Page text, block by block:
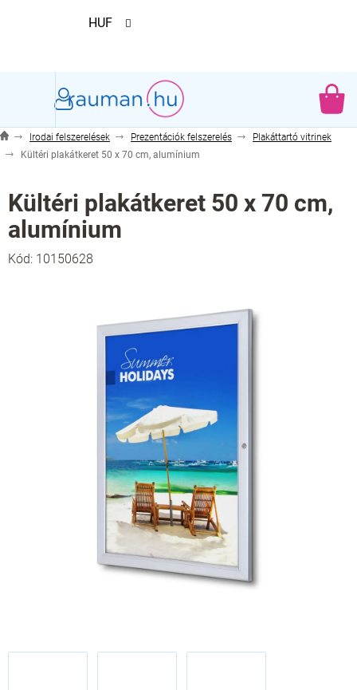
HUF
Irodai felszerelések Prezentációk felszerelés
Plakáttartó vitrinek
Kültéri plakátkeret 50 x 70 cm, alumínium
Kültéri plakátkeret 50 x 70 cm,
alumínium
Kód: 10150628